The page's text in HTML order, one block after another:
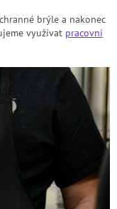
brýle a nakonec
využívat pracovní